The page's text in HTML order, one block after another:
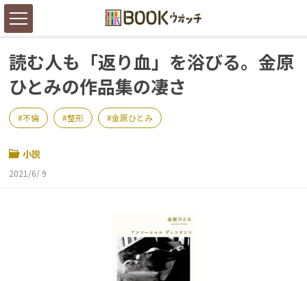
読む人も「返り血」を浴びる。金原
ひとみの作品集の凄さ
不倫 整形 金原ひとみ
小説
2021/6/ 9